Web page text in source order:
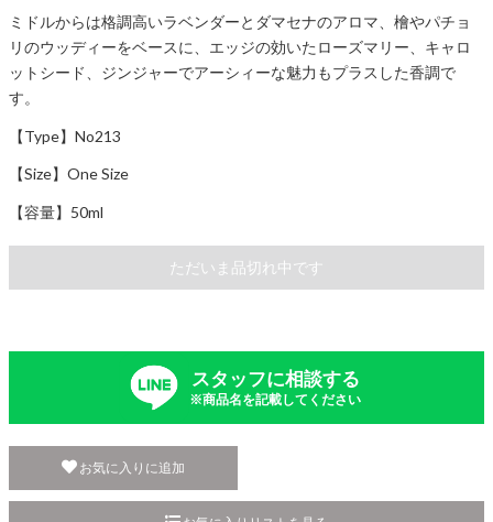
ミドルからは格調高いラベンダーとダマセナのアロマ、檜やパチョ
リのウッディーをベースに、エッジの効いたローズマリー、キャロ
ットシード、ジンジャーでアーシィーな魅力もプラスした香調で
す。
【Type】No213
【Size】One Size
【容量】50ml
ただいま品切れ中です
スタッフに相談する
※商品名を記載してください
お気に入りに追加